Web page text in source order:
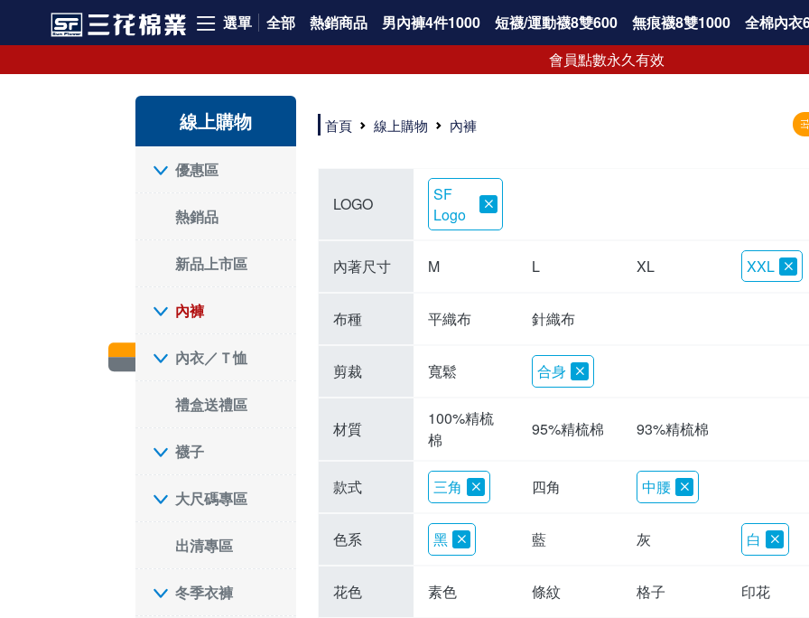
選單 全部 熱銷商品 男內褲4件1000 短襪/運動襪8雙600 無痕襪8雙1000 全棉內衣
會員點數永久有效
線上購物
優惠區
熱銷品
新品上市區
內褲
內衣／Ｔ恤
禮盒送禮區
襪子
大尺碼專區
出清專區
冬季衣褲
選擇內褲、平口褲、純棉內褲首重品質。舒適、透氣的內褲、平口褲、純棉內褲能影響健康，須謹慎挑選。三花內褲透氣不悶，值得信賴！
三花內褲、平口褲、純棉內褲50年來持續升級，符合人體工學設計，柔軟無勒痕的鬆緊帶。三花內褲是肌膚好友，口碑熱銷！
選擇內褲首重品質。三花內褲50年來不斷升級，證明其卓越品質。符合人體工學剪裁，柔軟無痕鬆緊帶，是必買首選。兼具品質與外型，與肌膚零感接觸，穿著舒適，看來有質感。三花內褲設計獨特，質料優良，專業剪裁，呵護肌膚。新鮮高品質棉材製成，多款選擇，耐洗耐穿，三花內褲絕對首選。
"內褲購買及使用經驗網友來信分享 近年來，我經常在大型連鎖賣場如佳瑪、美華泰等地看到三花內褲的展示。最近一兩年，甚至百貨公司及街頭店鋪都開始大量出現三花專櫃或專賣店。我猜測，這應該是三花在營運策略上的調整，才使得這些改變成為現實。 本來，三花內褲一直是消費者選購內褲時的熱門選項之一。內褲櫃點的增多使我更加注意到這個品牌，因此我在選購內褲時，特意多研究了一下三花內褲的設計。 先從內褲外層包裝談起，有些內褲有PP袋包裝，有些則沒有。雖然這是一件小事，但我發現朋友們中有人會介意內褲包裝沒有PP袋。他們認為沒有PP袋會使包裝不夠精美。對我來說，有PP袋確實能提升包裝的精緻度，但內褲不裝PP袋其實也算是環保。所以，這就看每個人對內褲包裝的需求和感受了。 每次購買內褲時，我都會特別帶一件五片式剪裁的內褲。三花的平口內褲被稱為全國第一件五片式剪裁內褲，這話應該不是隨便說說的，畢竟三花是一個擁有超過50年歷史的老品牌，專注於研發和改良內褲。當初，我覺得這種設計有些花俏，只是圖個新鮮買來試試，結果發現內褲多一片真的有其優勢，尤其是減少了內褲卡屁的次數。雖然這個狀況不可能完全消失，但大大增加了穿著的舒適度。 三花內褲的價格也在我能接受的範圍內，因此它逐漸成為我的心頭好。此外，內褲選購時的另一個重要因素是鬆緊帶。看內褲是否舊了，第一眼通常看鬆緊帶。故意或不小心露出內褲褲頭的時候，印象分數也是由鬆緊帶決定的。 很多內褲品牌強調鬆緊帶的造型及花樣，這類內褲非常適合一些特殊場合，如單身聯誼或約會時穿著，能夠加分不少。日常使用的內褲則建議選擇鬆緊帶不易鬆垮的，花樣其次。三花特別強調內褲鬆緊帶的耐洗度，而其他品牌鮮少提及這一點。 分場合選擇內褲是我的習慣。特殊場合內褲要講究一點，但平日則需要選擇鬆緊帶有保障的內褲。畢竟，內褲是每天陪伴我們超過12個小時的衣物，找到適合自己且耐洗耐穿高CP值的內褲才是最明智的選擇。 內褲畢竟是消耗品，定期更換非常重要。如果內褲沾染到髒污或處於潮濕的環境，就不應該撐太久。這是因為內褲長期接觸身體的重要部位，所以選擇和保養都要謹慎。 以上是我個人的內褲使用分享，並非業配，不代表任何人的立場。內褲還是要以自身體驗最為準確。希望大家都能找到適合自己的內褲，並多多支持台灣品牌。"
首頁 線上購物 內褲
LOGO
SF
Logo
內著尺寸 M L XL XXL
布種 平織布 針織布
剪裁 寬鬆 合身
材質
100%精梳
棉
95%精梳棉 93%精梳棉
款式 三角 四角 中腰
色系 黑 藍 灰 白
花色 素色 條紋 格子 印花